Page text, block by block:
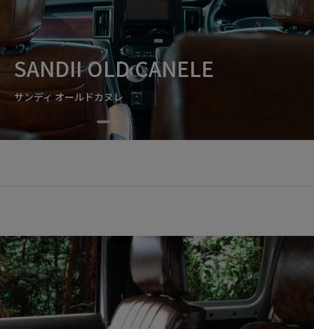
SANDII OLD CANELE
サンディ オールドカヌレ